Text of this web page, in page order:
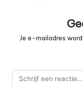
Je e-mailadres